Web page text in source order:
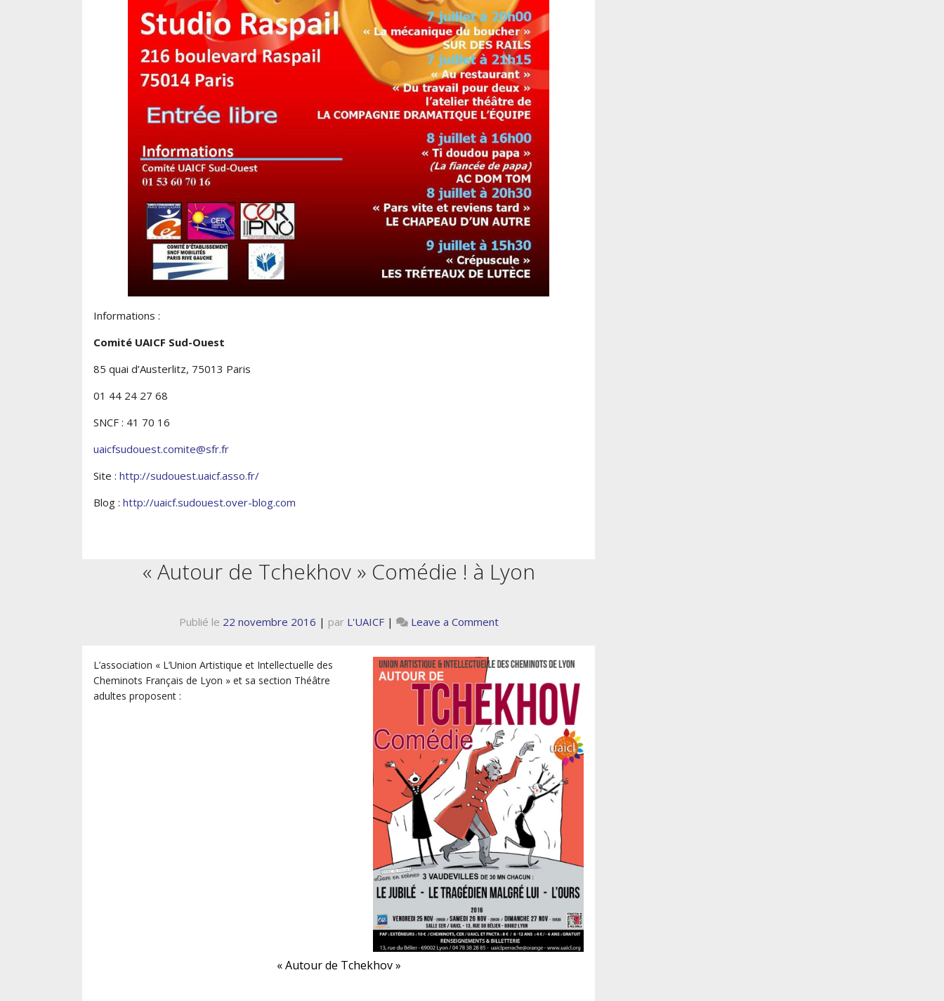
Informations :
Comité UAICF Sud-Ouest
85 quai d’Austerlitz, 75013 Paris
01 44 24 27 68
SNCF : 41 70 16
uaicfsudouest.comite@sfr.fr
Site : http://sudouest.uaicf.asso.fr/
Blog : http://uaicf.sudouest.over-blog.com
« Autour de Tchekhov » Comédie ! à Lyon
Publié le 22 novembre 2016 | par L'UAICF| Leave a Commenton
Tchekhov »
Comédie
à
Lyon
L’association « L’Union Artistique et Intellectuelle des
Cheminots Français de Lyon » et sa section Théâtre
adultes proposent :
« Autour de Tchekhov »